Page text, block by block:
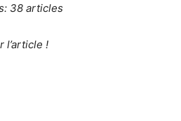
38 articles
l’article !